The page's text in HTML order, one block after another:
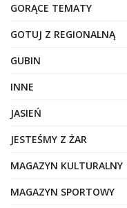
GORĄCE TEMATY
GOTUJ Z REGIONALNĄ
GUBIN
INNE
JASIEŃ
JESTEŚMY Z ŻAR
MAGAZYN KULTURALNY
MAGAZYN SPORTOWY